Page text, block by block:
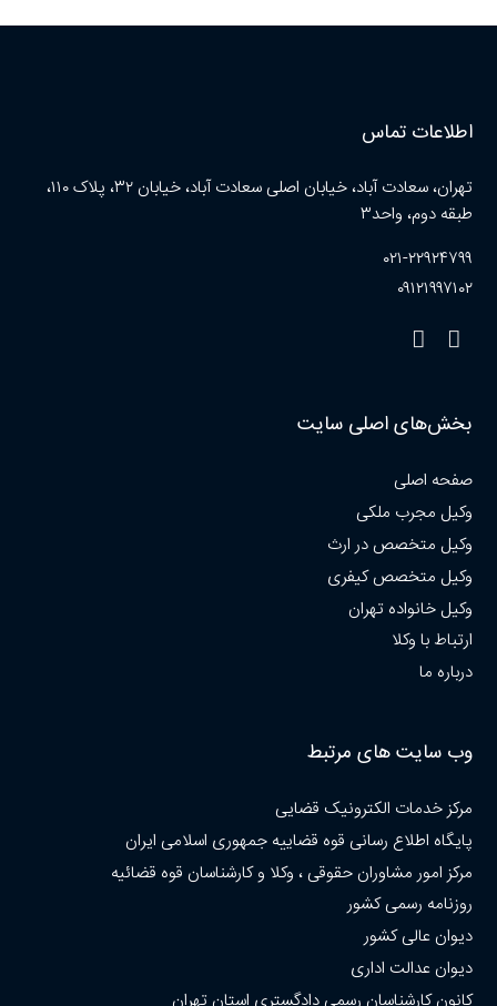
اطلاعات تماس
تهران، سعادت آباد، خیابان اصلی سعادت آباد، خیابان ۳۲، پلاک ۱۱۰،
طبقه دوم، واحد۳
۰۲۱-۲۲۹۲۴۷۹۹
۰۹۱۲۱۹۹۷۱۰۲
بخش‌های اصلی سایت
صفحه اصلی
وکیل مجرب ملکی
وکیل متخصص در ارث
وکیل متخصص کیفری
وکیل خانواده تهران
ارتباط با وکلا
درباره ما
وب سایت های مرتبط
مرکز خدمات الکترونیک قضایی
پایگاه اطلاع رسانی قوه قضاییه جمهوری اسلامی ایران
مرکز امور مشاوران حقوقی ، وکلا و کارشناسان قوه قضائیه
روزنامه رسمی کشور
دیوان عالی کشور
دیوان عدالت اداری